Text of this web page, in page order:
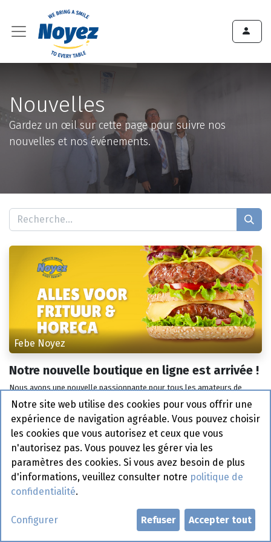
Nouvelles
Gardez un œil sur cette page pour suivre nos
nouvelles et nos événements.
Febe Noyez
Notre nouvelle boutique en ligne est arrivée !
Nous avons une nouvelle passionnante pour tous les amateurs de
snacks : notre toute nouvelle boutique en ligne est en ligne ! Chez
Noyez Snacks, nous voulons qu'il soit aussi facile que possible pour ...
14 oct. 2024
Notre site web utilise des cookies pour vous offrir une
expérience de navigation agréable. Vous pouvez choisir
les cookies que vous autorisez et ceux que vous
n'autorisez pas. Vous pouvez les gérer via les
paramètres des cookies. Si vous avez besoin de plus
d'informations, veuillez consulter notre politique de
confidentialité.
Configurer Refuser Accepter tout